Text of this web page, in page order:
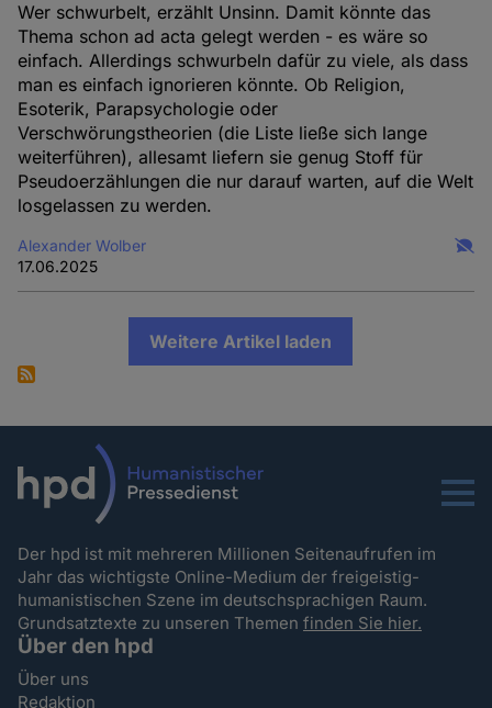
Wer schwurbelt, erzählt Unsinn. Damit könnte das
Thema schon ad acta gelegt werden - es wäre so
einfach. Allerdings schwurbeln dafür zu viele, als dass
man es einfach ignorieren könnte. Ob Religion,
Esoterik, Parapsychologie oder
Verschwörungstheorien (die Liste ließe sich lange
weiterführen), allesamt liefern sie genug Stoff für
Pseudoerzählungen die nur darauf warten, auf die Welt
losgelassen zu werden.
Alexander Wolber
17.06.2025
Weitere Artikel laden
Menu
Der hpd ist mit mehreren Millionen Seitenaufrufen im
Jahr das wichtigste Online-Medium der freigeistig-
humanistischen Szene im deutschsprachigen Raum.
Grundsatztexte zu unseren Themenfinden Sie hier.
Über den hpd
Über uns
Redaktion